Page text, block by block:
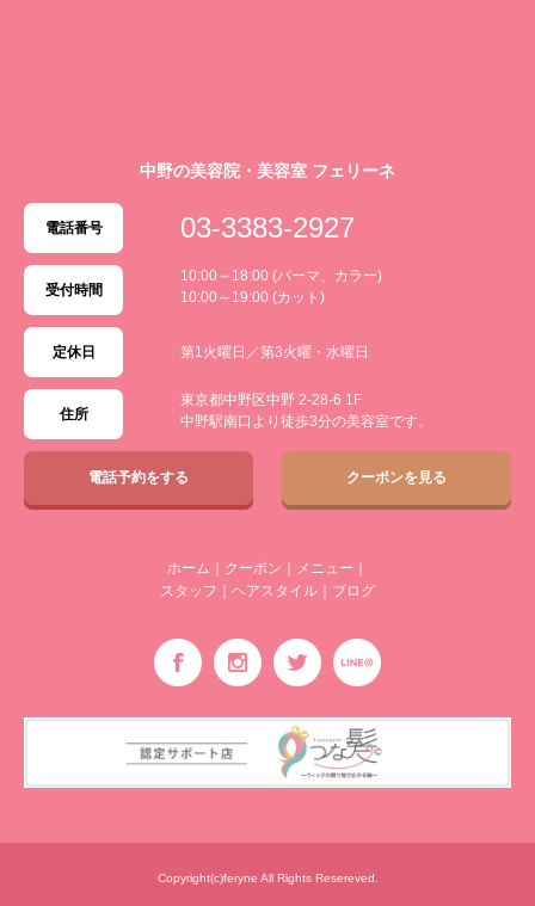
中野の美容院・美容室 フェリーネ
電話番号 03-3383-2927
受付時間
10:00～18:00 (パーマ、カラー)
10:00～19:00 (カット)
定休日 第1火曜日／第3火曜・水曜日
住所
東京都中野区中野 2-28-6 1F
中野駅南口より徒歩3分の美容室です。
電話予約をする クーポンを見る
ホーム ｜ クーポン ｜ メニュー ｜
スタッフ ｜ ヘアスタイル ｜ ブログ
Copyright(c)feryne All Rights Resereved.